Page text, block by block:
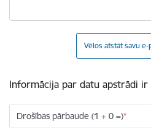
Vēlos atstāt savu e-
Informācija par datu apstrādi ir
Drošības pārbaude (1 + 0 =)